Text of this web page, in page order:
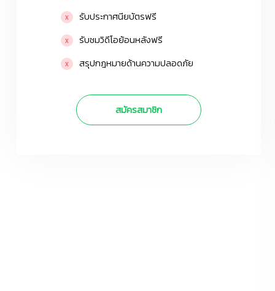
รับประกาศนียบัตรฟรี
รับชมวิดีโอย้อนหลังฟรี
สรุปกฎหมายด้านความปลอดภัย
สมัครสมาชิก